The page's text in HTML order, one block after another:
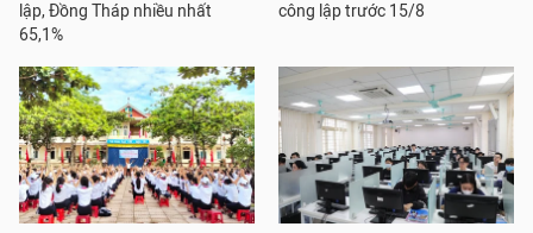
lập, Đồng Tháp nhiều nhất
65,1%
công lập trước 15/8